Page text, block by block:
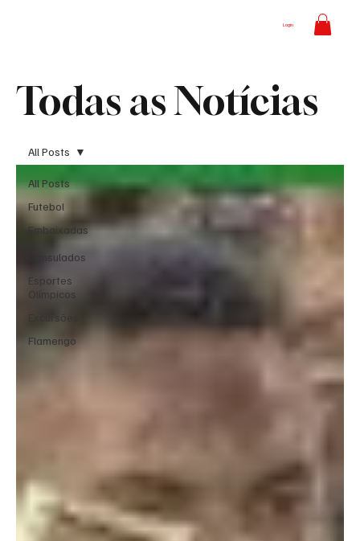
Login
Todas as Notícias
All Posts
Futebol
Embaixadas
Consulados
Esportes
Olímpicos
Excursões
Flamengo
All Posts